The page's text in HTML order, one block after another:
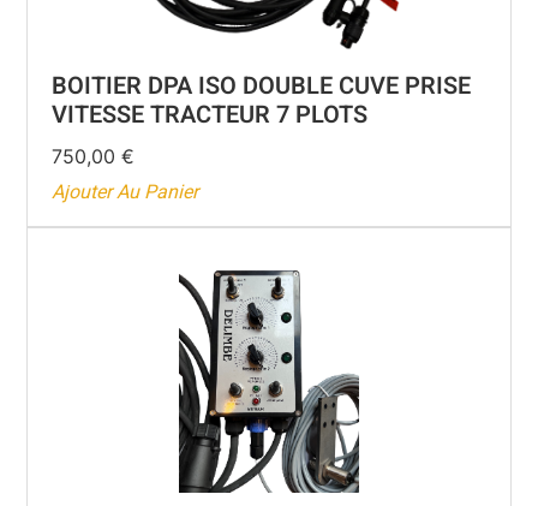
BOITIER DPA ISO DOUBLE CUVE PRISE
VITESSE TRACTEUR 7 PLOTS
750,00€
Ajouter Au Panier